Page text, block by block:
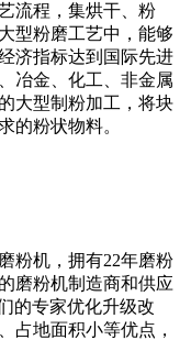
流程，集烘干、粉
型粉磨工艺中，能够
济指标达到国际先进
冶金、化工、非金属
大型制粉加工，将块
的粉状物料。
粉机，拥有22年磨粉
磨粉机制造商和供应
的专家优化升级改
占地面积小等优点，